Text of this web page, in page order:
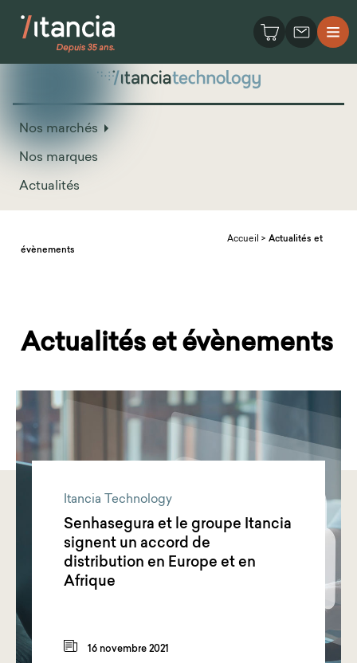
Actualités
Nos marques
Nos marchés
Accueil > Actualités et
évènements
Actualités et évènements
Itancia Technology
Senhasegura et le groupe Itancia
signent un accord de
distribution en Europe et en
Afrique
16 novembre 2021